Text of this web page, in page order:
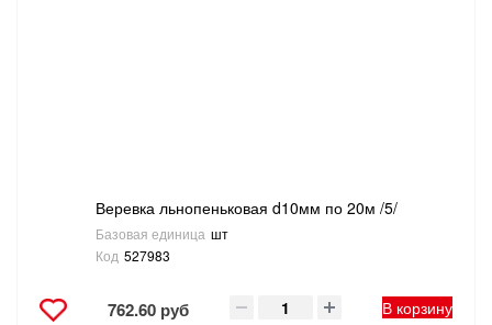
Веревка льнопеньковая d10мм по 20м /5/
Базовая единица шт
Код 527983
762.60 руб В корзину